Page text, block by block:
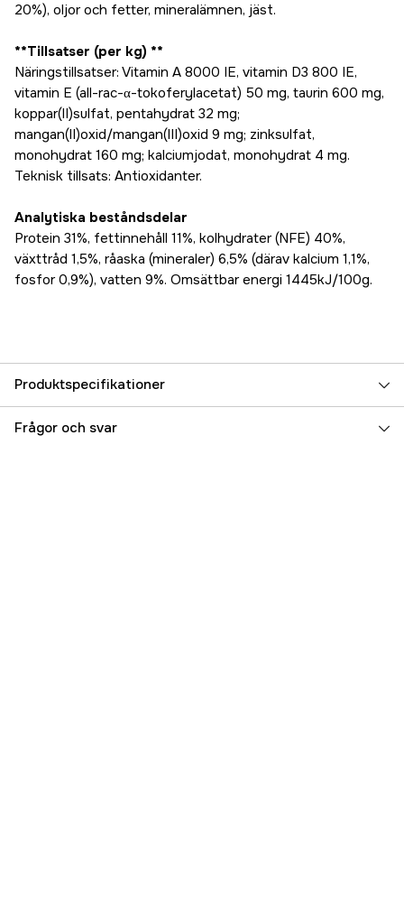
20%), oljor och fetter, mineralämnen, jäst.
**Tillsatser (per kg) **
Näringstillsatser: Vitamin A 8000 IE, vitamin D3 800 IE,
vitamin E (all-rac-α-tokoferylacetat) 50 mg, taurin 600 mg,
koppar(II)sulfat, pentahydrat 32 mg;
mangan(II)oxid/mangan(III)oxid 9 mg; zinksulfat,
monohydrat 160 mg; kalciumjodat, monohydrat 4 mg.
Teknisk tillsats: Antioxidanter.
Analytiska beståndsdelar
Protein 31%, fettinnehåll 11%, kolhydrater (NFE) 40%,
växttråd 1,5%, råaska (mineraler) 6,5% (därav kalcium 1,1%,
fosfor 0,9%), vatten 9%. Omsättbar energi 1445kJ/100g.
Produktspecifikationer
Djurtyp Katt
Frågor och svar